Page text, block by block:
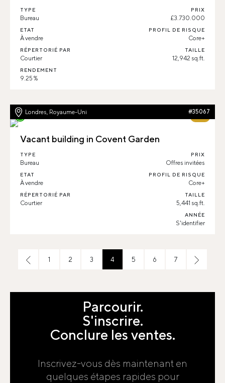
TYPE
Bureau
ETAT
À vendre
RÉPERTORIÉ PAR
Courtier
RENDEMENT
9.25 %
PRIX
£3.730.000
PROFIL DE RISQUE
Core+
TAILLE
12,942 sq.ft.
Londres, Royaume-Uni #35067
Vacant building in Covent Garden
TYPE
Bureau
ETAT
À vendre
RÉPERTORIÉ PAR
Courtier
PRIX
Offres invitées
PROFIL DE RISQUE
Core+
TAILLE
5,441 sq.ft.
ANNÉE
S'identifier
1 2 3 4 5 6 7
Parcourir.
S'inscrire.
Conclure les ventes.
Inscrivez-vous dès maintenant en
quelques étapes rapides pour